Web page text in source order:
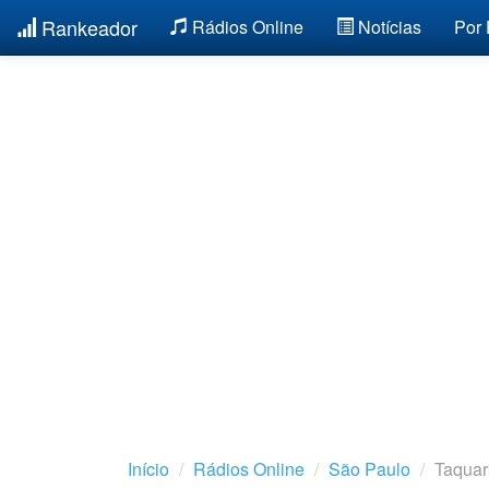
Rankeador Rádios Online Notícias Por
Início Rádios Online São Paulo